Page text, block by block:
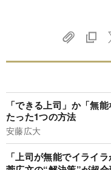
「できる上司」か「無
たった1つの方法
安藤広大
「上司が無能でイライ